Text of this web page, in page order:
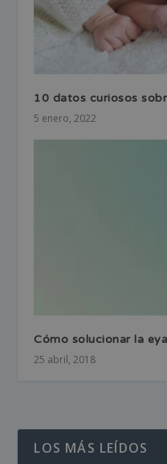
10 datos curiosos
5 enero, 2022
Cómo solucionar la
25 abril, 2018
LOS MÁS LEÍDOS